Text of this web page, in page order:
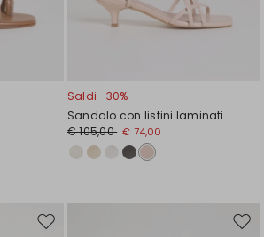
Saldi -30%
Sandalo con listini laminati
€ 105,00 € 74,00
Sposta